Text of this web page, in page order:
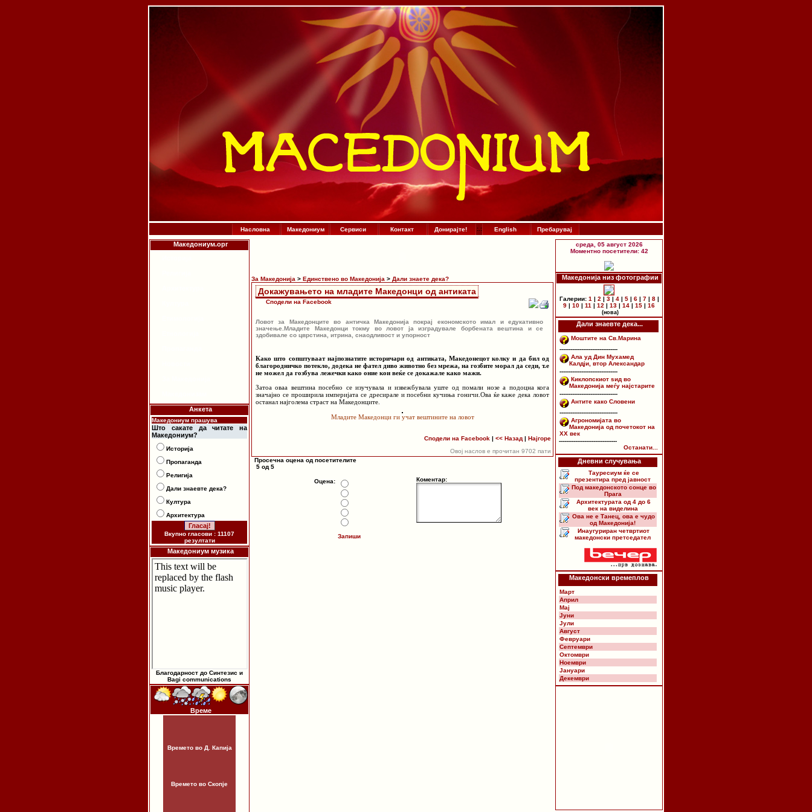
Насловна Македониум Сервиси Контакт Донирајте! :. : English Пребарувај
Македониум.орг
Анкета
Македониум прашува
Што сакате да читате на
Македониум?
Историја
Пропаганда
Религија
Дали знаевте дека?
Култура
Архитектура
Вкупно гласови : 11107
резултати
Македониум музика
Благодарност до Синтезис и
Bagi communications
Време
Времето во Д. Капија
Времето во Скопје
За Македонија > Единствено во Македонија > Дали знаете дека?
Докажувањето на младите Македонци од антиката
Сподели на Facebook
Ловот за Македонците во античка Македонија покрај економското имал и едукативно
значење.Младите Македонци токму во ловот ја изградувале борбената вештина и се
здобивале со цврстина, итрина, снаодливост и упорност
Како што сопштуваат најпознатите историчари од антиката, Македонецот колку и да бил од
благородничко потекло, додека не фател диво животно без мрежа, на гозбите морал да седи, т.е
не можел да гозбува лежечки како оние кои веќе се докажале како мажи.
Затоа оваа вештина посебно се изучувала и извежбувала уште од помали нозе а подоцна кога
значајно се проширила империјата се дресирале и посебни кучиња гоничи.Ова ќе каже дека ловот
останал најголема страст на Македонците.
Младите Македонци ги учат вештините на ловот
Сподели на Facebook | << Назад | Најгоре
Овој наслов е прочитан 9702 пати
Просечна оцена од посетителите
5 од 5
Оцена:
Запиши
Коментар:
среда, 05 август 2026
Моментно посетители: 42
Македонија низ фотографии
Галерии: 1 | 2 | 3| 4| 5| 6| 7| 8|
9 | 10 | 11 | 12 | 13 | 14 | 15 | 16
(нова)
Дали знаевте дека...
Моштите на Св.Марина
--------------------------------
Ала уд Дин Мухамед
Калдји, втор Александар
--------------------------------
Киклопскиот ѕид во
Македонија меѓу најстарите
--------------------------------
Антите како Словени
--------------------------------
Агрономијата во
Македонија од почетокот на
XX век
--------------------------------
Останати...
Дневни случувања
Тауресиум ќе се
презентира пред јавност
Под македонското сонце во
Прага
Архитектурата од 4 до 6
век на виделина
Ова не е Танец, ова е чудо
од Македонија!
Инаугуриран четвртиот
македонски претседател
Македонски времеплов
Март
Април
Мај
Јуни
Јули
Август
Февруари
Септември
Октомври
Ноември
Јануари
Декември